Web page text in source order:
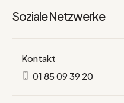
Soziale Netzwerke
Kontakt
01 85 09 39 20